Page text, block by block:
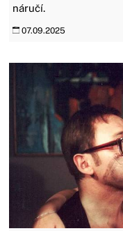
náručí.
07.09.2025